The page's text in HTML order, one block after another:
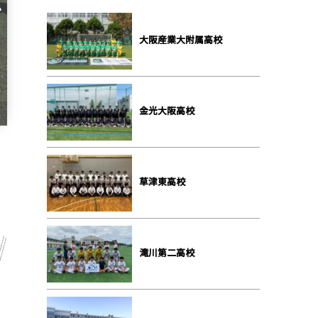
大阪産業大附属高校
金光大阪高校
草津東高校
滝川第二高校